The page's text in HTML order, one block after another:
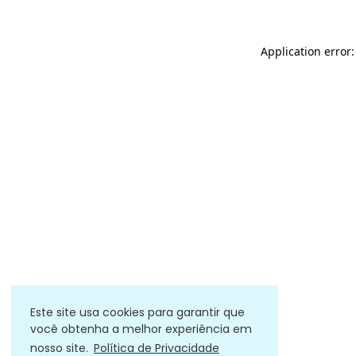
Este site usa cookies para garantir que
você obtenha a melhor experiência em
nosso site. Política de Privacidade
Application